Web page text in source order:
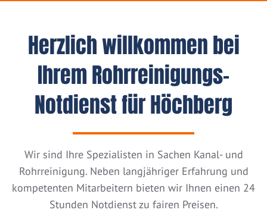
Herzlich willkommen bei
Ihrem Rohrreinigungs-
Notdienst für Höchberg
Wir sind Ihre Spezialisten in Sachen Kanal- und
Rohrreinigung. Neben langjähriger Erfahrung und
kompetenten Mitarbeitern bieten wir Ihnen einen 24
Stunden Notdienst zu fairen Preisen.